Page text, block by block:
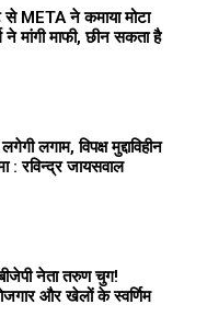
META ने कमाया मोटा
ने मांगी माफी, छीन सकता है
लगाम, विपक्ष मुद्दाविहीन
: रविन्द्र जायसवाल
नेता तरुण चुग!
और खेलों के स्वर्णिम